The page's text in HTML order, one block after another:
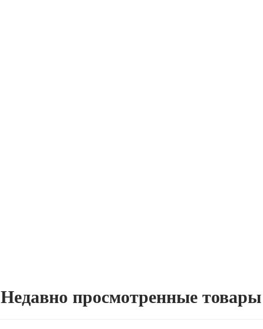
Недавно просмотренные товары